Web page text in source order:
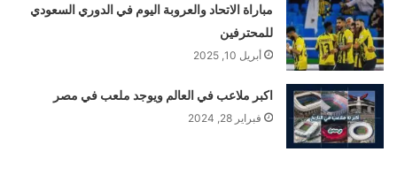
مباراة الاتحاد والعروبة اليوم في الدوري السعودي
للمحترفين
أبريل 10, 2025
اكبر ملاعب في العالم ويوجد ملعب في مصر
فبراير 28, 2024